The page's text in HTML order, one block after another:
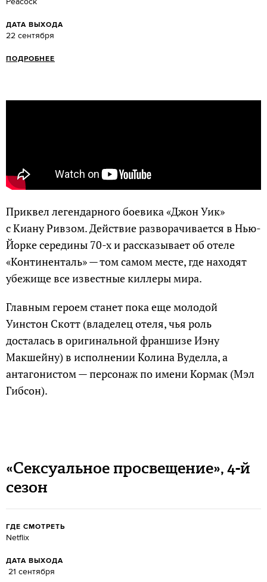
ДАТА ВЫХОДА
22 сентября
ПОДРОБНЕЕ
Приквел легендарного боевика «Джон Уик»
с Киану Ривзом. Действие разворачивается в Нью-
Йорке середины 70-х и рассказывает об отеле
«Континенталь» — том самом месте, где находят
убежище все известные киллеры мира.
Главным героем станет пока еще молодой
Уинстон Скотт (владелец отеля, чья роль
досталась в оригинальной франшизе Иэну
Макшейну) в исполнении Колина Вуделла, а
антагонистом — персонаж по имени Кормак (Мэл
Гибсон).
«Сексуальное просвещение», 4-й
сезон
ГДЕ СМОТРЕТЬ
Netflix
ДАТА ВЫХОДА
21 сентября